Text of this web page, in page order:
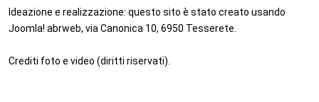
Ideazione e realizzazione: questo sito è stato creato usando
Joomla! abrweb, via Canonica 10, 6950 Tesserete.
Crediti foto e video (diritti riservati).